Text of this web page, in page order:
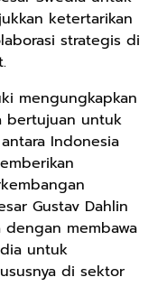
ketertarikan
strategis di
mengungkapkan
bertujuan untuk
Indonesia
Gustav Dahlin
membawa
untuk
di sektor